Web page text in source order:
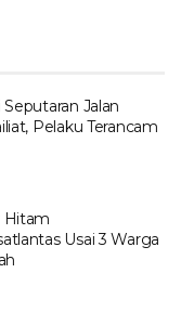
Jalan
Pelaku Terancam
Hitam
Usai 3 Warga